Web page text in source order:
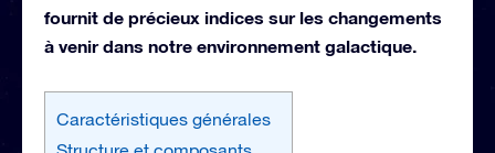
fournit de précieux indices sur les changements
à venir dans notre environnement galactique.
Caractéristiques générales